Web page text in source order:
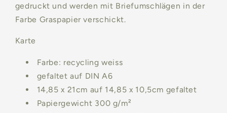
gedruckt und werden mit Briefumschlägen in der
Farbe Graspapier verschickt.
Karte
Farbe: recycling weiss
gefaltet auf DIN A6
14,85 x 21cm auf 14,85 x 10,5cm gefaltet
Papiergewicht 300 g/m²